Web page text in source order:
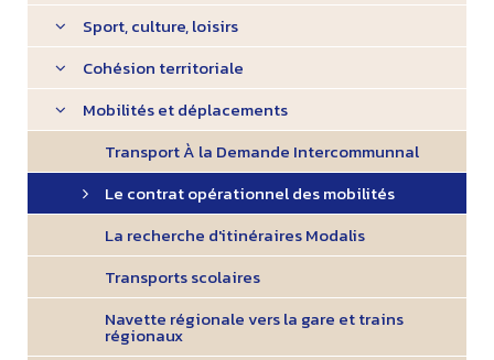
Sport, culture, loisirs
Cohésion territoriale
Mobilités et déplacements
Transport À la Demande Intercommunnal
Le contrat opérationnel des mobilités
La recherche d'itinéraires Modalis
Transports scolaires
Navette régionale vers la gare et trains
régionaux